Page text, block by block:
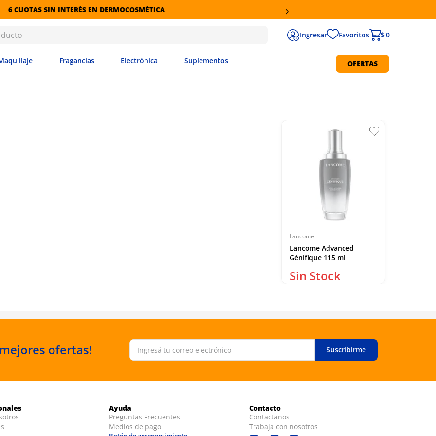
EN DERMOCOSMÉTICA
Favoritos $ 0
Fragancias Electrónica Suplementos OFERTAS
Lancome
Lancome Advanced
Génifique 115 ml
ofertas! Suscribirme
Ayuda
Preguntas Frecuentes
Medios de pago
Contacto
Contactanos
Trabajá con nosotros